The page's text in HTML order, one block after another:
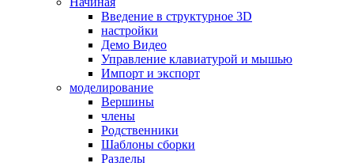
Введение в структурное 3D
настройки
Демо Видео
Управление клавиатурой и мышью
Импорт и экспорт
моделирование
Вершины
члены
Родственники
Шаблоны сборки
Разделы